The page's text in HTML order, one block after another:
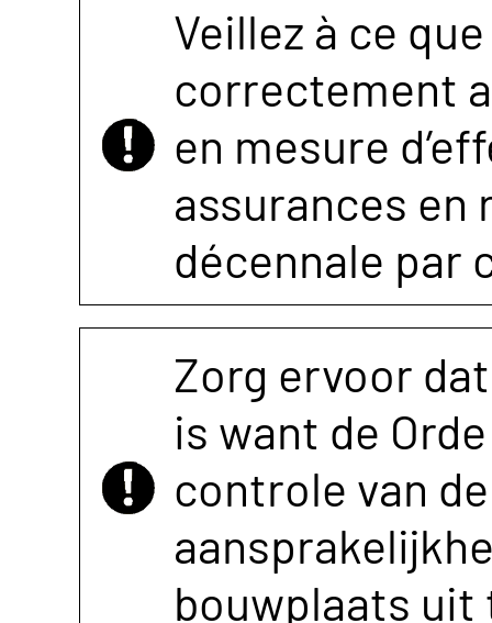
Veillez à ce
correctement
en mesure
assurances
décennale par
Zorg ervoor
is want de
controle van
bouwplaats uit